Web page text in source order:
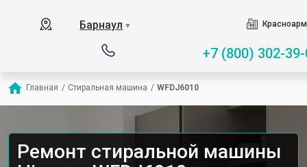
Барнаул ▼
+7 (800) 302-
Главная / Стиральная машина / WFDJ6010
Ремонт стиральной машины